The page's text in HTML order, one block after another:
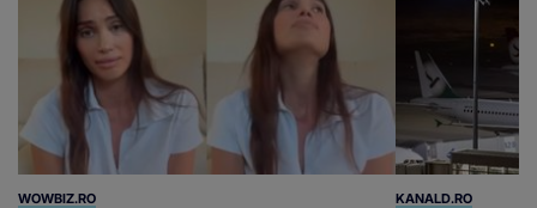
„Am intrat în metastază” Alina Pușcău,
anunț cutremurător înainte să intre în
operație! Vedeta a transmis un mesaj
emoționant fanilor
Alertă de
Leipzig/Halle!
suspendat